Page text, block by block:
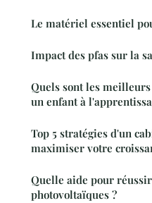
Le matériel essentiel
Impact des pfas sur la
Quels sont les
un enfant à
Top 5 stratégies d'un
maximiser votre
Quelle aide pour
photovoltaïques ?